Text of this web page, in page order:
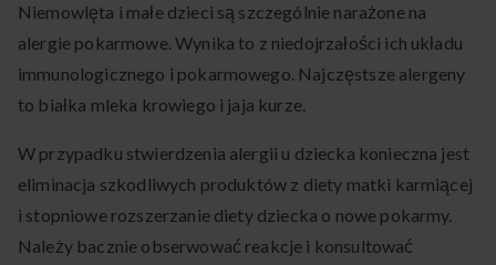
Niemowlęta i małe dzieci są szczególnie narażone na
alergie pokarmowe. Wynika to z niedojrzałości ich układu
immunologicznego i pokarmowego. Najczęstsze alergeny
to białka mleka krowiego i jaja kurze.
W przypadku stwierdzenia alergii u dziecka konieczna jest
eliminacja szkodliwych produktów z diety matki karmiącej
i stopniowe rozszerzanie diety dziecka o nowe pokarmy.
Należy bacznie obserwować reakcje i konsultować